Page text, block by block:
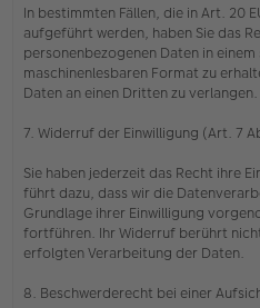
In bestimmten Fällen, die in Art. 20
aufgeführt werden, haben Sie das
personenbezogenen Daten in
maschinenlesbaren Format zu
Daten an einen Dritten zu verlangen.
7. Widerruf der Einwilligung (Art. 7
Sie haben jederzeit das Recht ihre
führt dazu, dass wir die
Grundlage ihrer Einwilligung
fortführen. Ihr Widerruf berührt
erfolgten Verarbeitung der Daten.
8. Beschwerderecht bei einer